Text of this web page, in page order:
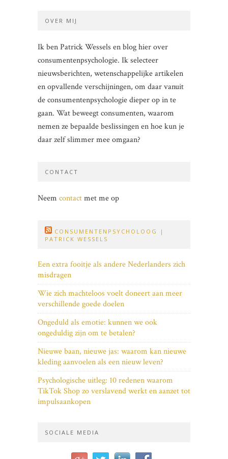
OVER MIJ
Ik ben Patrick Wessels en blog hier over
consumentenpsychologie. Ik selecteer
nieuwsberichten, wetenschappelijke artikelen
en opvallende verschijningen, om daar vanuit
de consumentenpsychologie dieper op in te
gaan. Wat beweegt consumenten, waarom
nemen ze bepaalde beslissingen en hoe kun je
daar zelf slimmer mee omgaan?
CONTACT
Neem contactmet me op
CONSUMENTENPSYCHOLOOG |
PATRICK WESSELS
Een extra fooitje als andere Nederlanders zich
misdragen
Wie zich machteloos voelt doneert aan meer
verschillende goede doelen
Ongeduld als emotie: kunnen we ook
ongeduldig zijn om te betalen?
Nieuwe baan, nieuwe jas: waarom kan nieuwe
kleding aanvoelen als een nieuw leven?
Psychologische uitleg: 10 redenen waarom
TikTok Shop zo verslavend werkt en aanzet tot
impulsaankopen
SOCIALE MEDIA